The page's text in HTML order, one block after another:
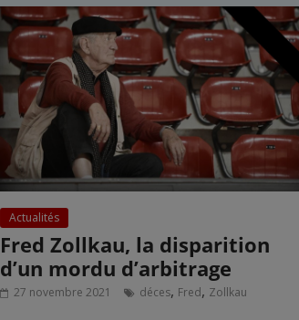
Actualités
Fred Zollkau, la disparition
d’un mordu d’arbitrage
27 novembre 2021 déces, Fred, Zollkau